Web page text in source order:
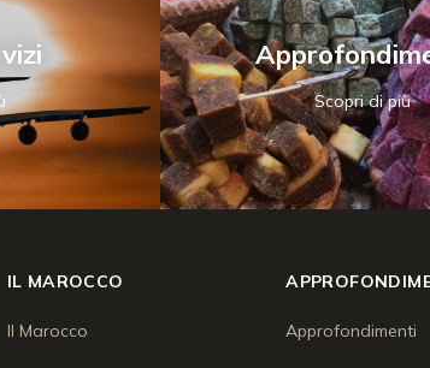
Scopri di più
IL MAROCCO
Il Marocco Approfondimenti